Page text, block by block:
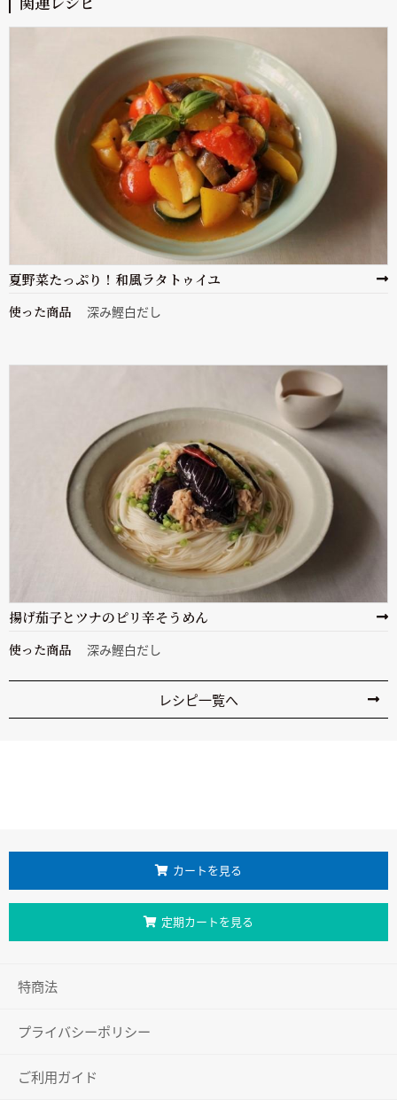
夏野菜たっぷり！和風ラタトゥイユ
使った商品 深み鰹白だし
揚げ茄子とツナのピリ辛そうめん
使った商品 深み鰹白だし
レシピ一覧へ
カートを見る
定期カートを見る
特商法
プライバシーポリシー
ご利用ガイド